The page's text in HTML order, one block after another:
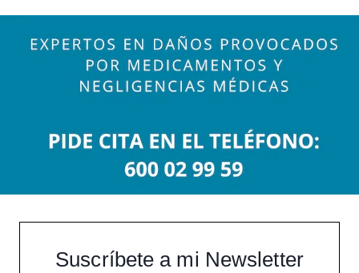
Suscríbete a mi Newsletter